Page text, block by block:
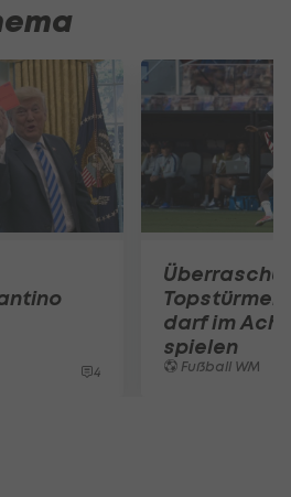
4
Topstürmer
darf im
spielen
Fußball WM